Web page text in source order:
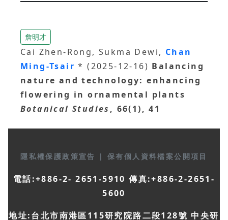
詹明才
Cai Zhen-Rong, Sukma Dewi, Chan
Ming-Tsair* (2025-12-16) Balancing
nature and technology: enhancing
flowering in ornamental plants
Botanical Studies , 66(1), 41
隱私權保護政策宣告 | 保有個人資料檔案公開項目
電話:+886-2- 2651-5910 傳真:+886-2-2651-
5600
地址:台北市南港區115研究院路二段128號 中央研